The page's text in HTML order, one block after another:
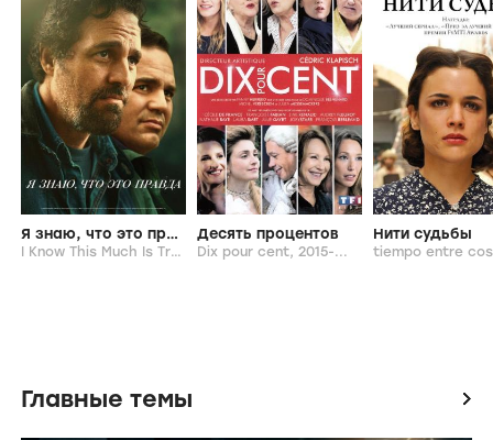
Кастинг: Самара Уивинг, Донни Йен, Гленн
Клоуз, Джон Бойега, Мэри-Луиза Паркер
4 июня 2021
Похожие фильмы и сериалы